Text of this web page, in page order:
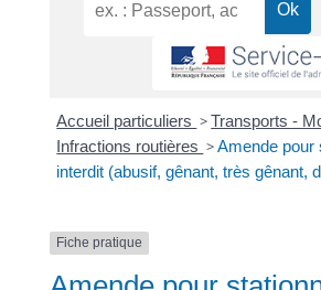
Accueil particuliers >Transports -
Infractions routières >Amende pour
interdit (abusif, gênant, très gênant,
Fiche pratique